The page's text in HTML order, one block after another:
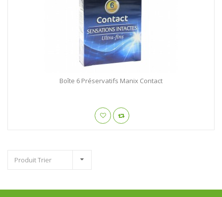
Boîte 6 Préservatifs Manix Contact
Produit Trier